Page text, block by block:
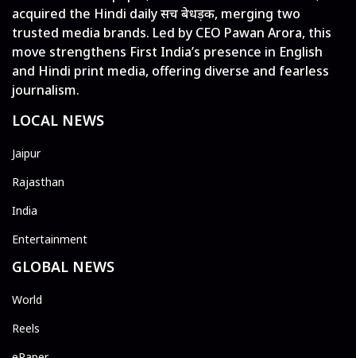
acquired the Hindi daily सच बेधड़क, merging two
trusted media brands. Led by CEO Pawan Arora, this
move strengthens First India’s presence in English
and Hindi print media, offering diverse and fearless
journalism.
LOCAL NEWS
Jaipur
Rajasthan
India
Entertainment
GLOBAL NEWS
World
Reels